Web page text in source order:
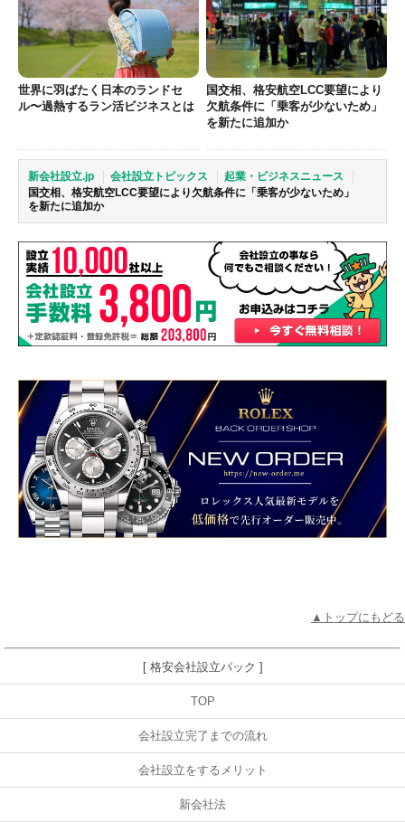
世界に羽ばたく日本のランドセ
ル〜過熱するラン活ビジネスとは
国交相、格安航空LCC要望により
欠航条件に「乗客が少ないため」
を新たに追加か
新会社設立.jp 会社設立トピックス
起業・ビジネスニュース
国交相、格安航空LCC要望により欠航条件に「乗客が少ないため」
を新たに追加か
▲トップにもどる
[ 格安会社設立パック ]
TOP
会社設立完了までの流れ
会社設立をするメリット
新会社法